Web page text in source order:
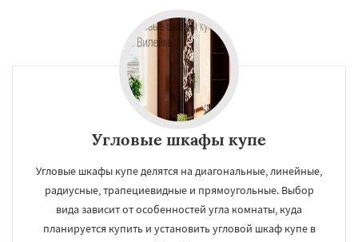
Угловые шкафы купе
Угловые шкафы купе делятся на диагональные, линейные,
радиусные, трапециевидные и прямоугольные. Выбор
вида зависит от особенностей угла комнаты, куда
планируется купить и установить угловой шкаф купе в